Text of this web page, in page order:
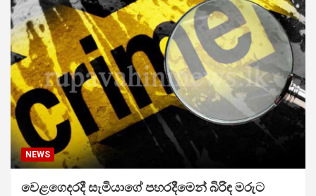
NEWS
වෙළගෙදරදී සැමියාගේ පහරදීමෙන් බිරිඳ මරුට